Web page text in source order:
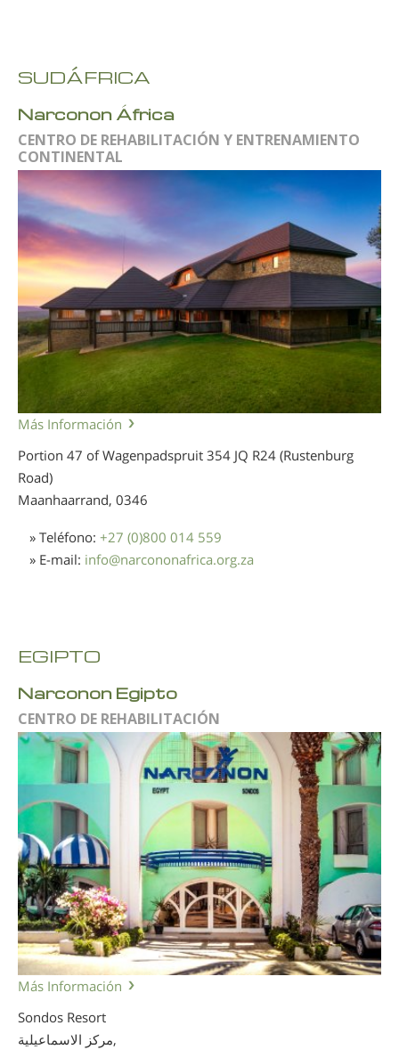
SUDÁFRICA
Narconon África
CENTRO DE REHABILITACIÓN Y ENTRENAMIENTO
CONTINENTAL
Más Información
Portion 47 of Wagenpadspruit 354 JQ R24 (Rustenburg
Road)
Maanhaarrand, 0346
» Teléfono: +27 (0)800 014 559
» E-mail: info@narcononafrica.org.za
EGIPTO
Narconon Egipto
CENTRO DE REHABILITACIÓN
Más Información
Sondos Resort
مركز الاسماعيلية,